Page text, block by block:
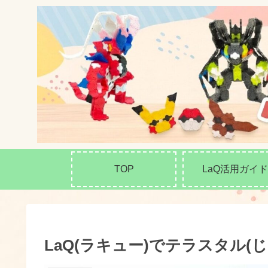
TOP LaQ活用ガイド
LaQ(ラキュー)でテラスタル(